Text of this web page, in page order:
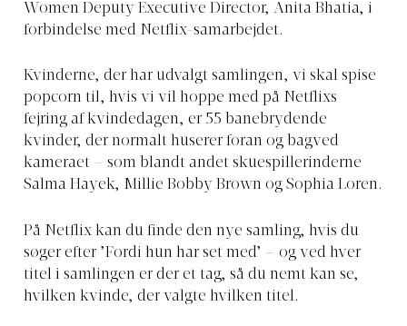
Women Deputy Executive Director, Anita Bhatia, i
forbindelse med Netflix-samarbejdet.
Kvinderne, der har udvalgt samlingen, vi skal spise
popcorn til, hvis vi vil hoppe med på Netflixs
fejring af kvindedagen, er 55 banebrydende
kvinder, der normalt huserer foran og bagved
kameraet – som blandt andet skuespillerinderne
Salma Hayek, Millie Bobby Brown og Sophia Loren.
På Netflix kan du finde den nye samling, hvis du
søger efter ’Fordi hun har set med’ – og ved hver
titel i samlingen er der et tag, så du nemt kan se,
hvilken kvinde, der valgte hvilken titel.